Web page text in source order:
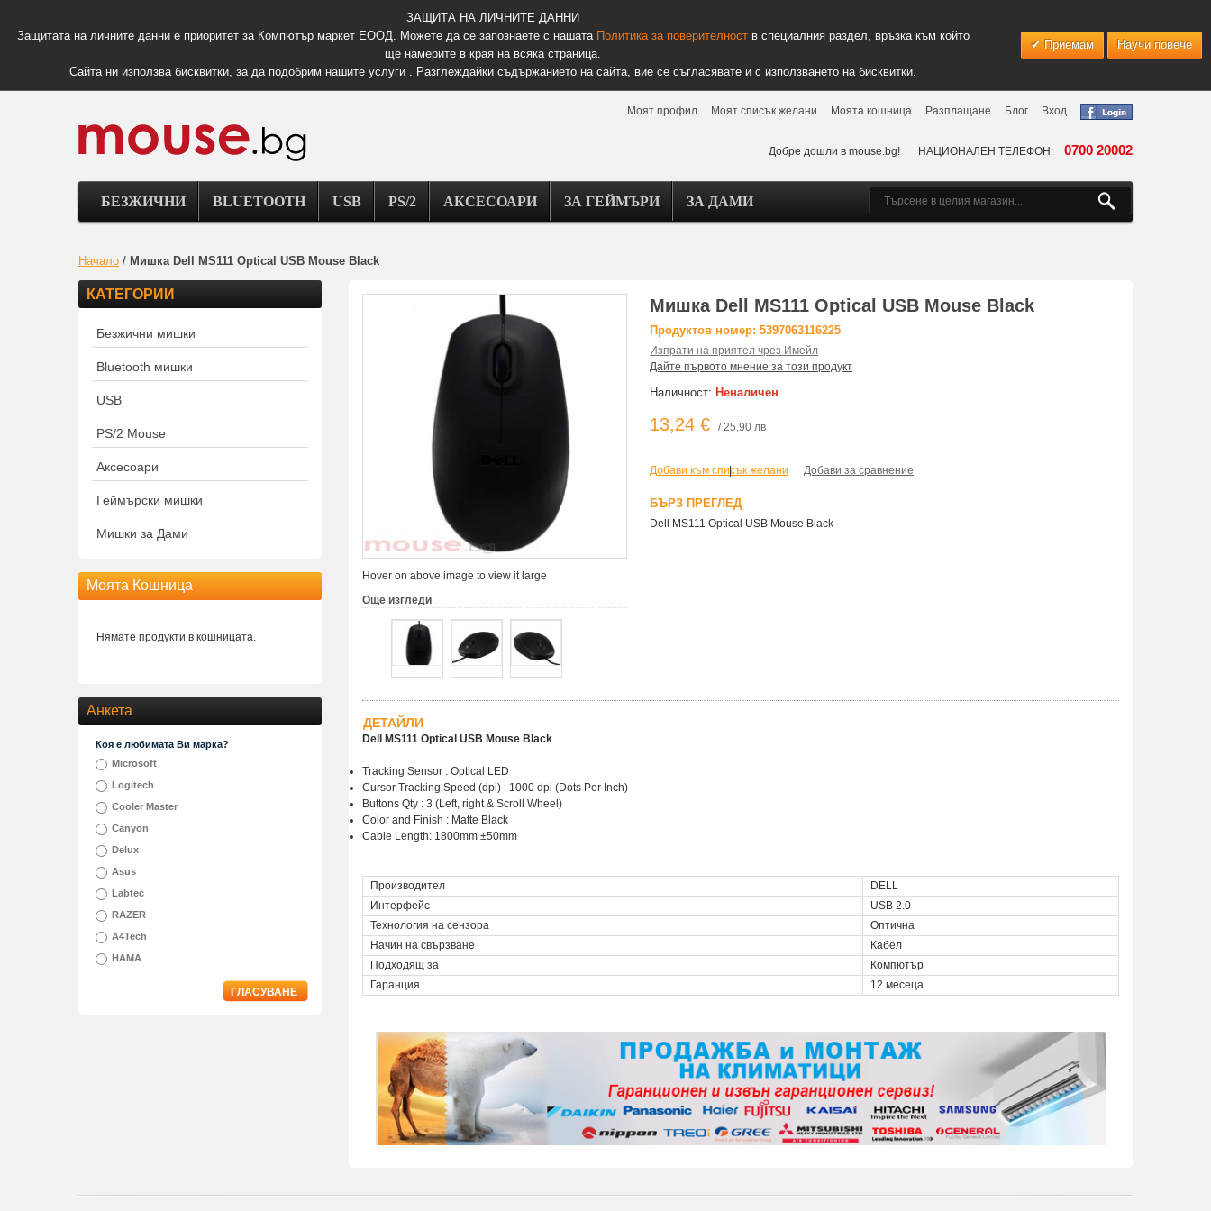
ЗАЩИТА НА ЛИЧНИТЕ ДАННИ
Защитата на личните данни е приоритет за Компютър маркет ЕООД. Можете да се запознаете с нашатаПолитика за поверителноств специалния раздел, връзка към който
ще намерите в края на всяка страница.
Сайта ни използва бисквитки, за да подобрим нашите услуги . Разглеждайки съдържанието на сайта, вие се съгласявате и с използването на бисквитки.
Приемам Научи повече
Моят профил Моят списък желани Моята кошница Разплащане Блог Вход
Добре дошли в mouse.bg! НАЦИОНАЛЕН ТЕЛЕФОН: 0700 20002
БЕЗЖИЧНИ BLUETOOTH USB PS/2 АКСЕСОАРИ ЗА ГЕЙМЪРИ ЗА ДАМИ
Начало / Мишка Dell MS111 Optical USB Mouse Black
Hover on above image to view it large
Още изгледи
Мишка Dell MS111 Optical USB Mouse Black
Продуктов номер: 5397063116225
Изпрати на приятел чрез Имейл
Дайте първото мнение за този продукт
Наличност: Неналичен
13,24 € / 25,90 лв
Добави към списък желани
| Добави за сравнение
БЪРЗ ПРЕГЛЕД
Dell MS111 Optical USB Mouse Black
ДЕТАЙЛИ
Dell MS111 Optical USB Mouse Black
Tracking Sensor : Optical LED
Cursor Tracking Speed (dpi) : 1000 dpi (Dots Per Inch)
Buttons Qty : 3 (Left, right & Scroll Wheel)
Color and Finish : Matte Black
Cable Length: 1800mm ±50mm
Производител
DELL
Интерфейс
USB 2.0
Технология на сензора
Оптична
Начин на свързване
Кабел
Подходящ за
Компютър
Гаранция
12 месеца
КАТЕГОРИИ
Безжични мишки
Bluetooth мишки
USB
PS/2 Mouse
Аксесоари
Геймърски мишки
Мишки за Дами
Моята Кошница
Нямате продукти в кошницата.
Анкета
Коя е любимата Ви марка?
Microsoft
Logitech
Cooler Master
Canyon
Delux
Asus
Labtec
RAZER
A4Tech
HAMA
ГЛАСУВАНЕ